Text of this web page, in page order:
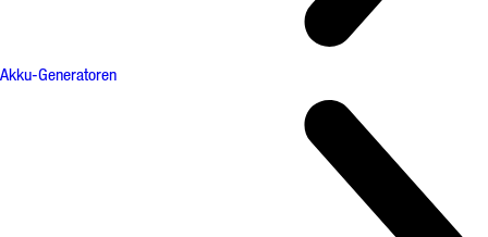
Akku-Generatoren